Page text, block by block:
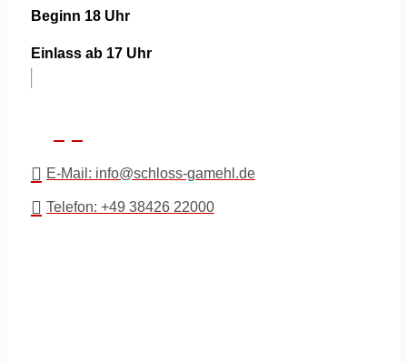
Beginn 18 Uhr
Einlass ab 17 Uhr
E-Mail: info@schloss-gamehl.de
Telefon: +49 38426 22000